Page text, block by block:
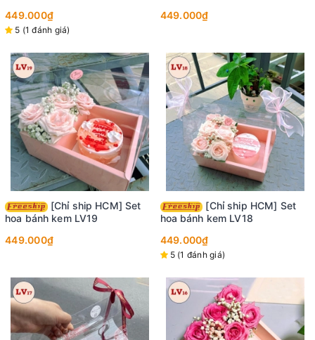
449.000₫
5 (1 đánh giá)
449.000₫
[Chỉ ship HCM] Set
hoa bánh kem LV19
449.000₫
hoa bánh kem LV18
449.000₫
5 (1 đánh giá)